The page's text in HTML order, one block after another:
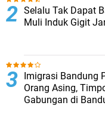
Selalu Tak Dapat
Muli Induk Gigit
Imigrasi Bandung
Orang Asing,
Gabungan di